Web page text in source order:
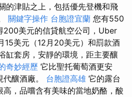
的津貼之上，包括優先登機和飛
關鍵字操作 台胞證宜蘭 您有550
200美元的信貸航空公司，Uber
15美元（12月20美元）和罰款酒
缸套房，安靜的環境，距主要釀
奇妙經歷 它比聖托葡萄酒更安
釀酒廠。 台胞證高雄 它的露台
，品嚐含有美味的當地奶酪，酸